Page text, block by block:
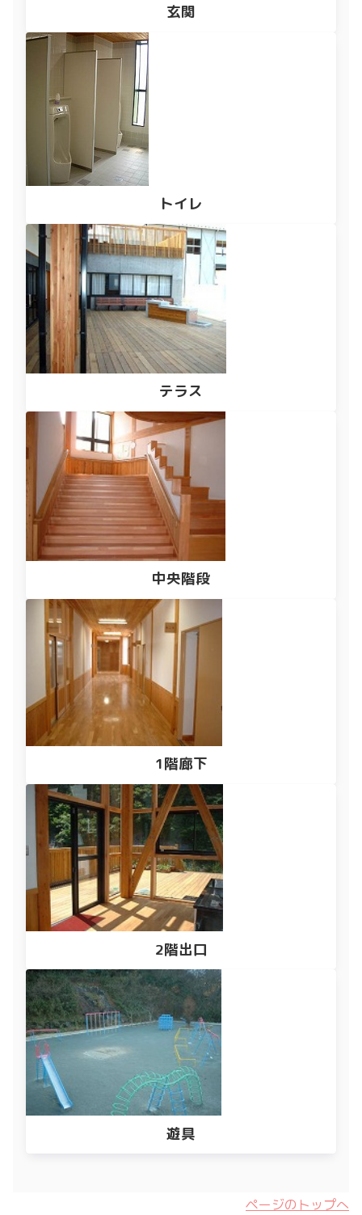
玄関
トイレ
テラス
中央階段
1階廊下
2階出口
遊具
ページのトップへ